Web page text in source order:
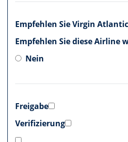
Empfehlen Sie Virgin
Empfehlen Sie diese Airline
Nein
Freigabe
Verifizierung